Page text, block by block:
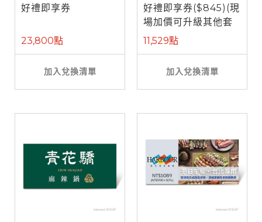
好禮即享券
23,800點
加入兌換清單
好禮即享券($845)(現
場加價可升級其他套
餐)
11,529點
加入兌換清單